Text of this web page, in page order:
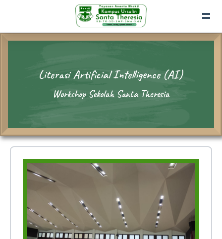
Literasi Artificial Intelligence (AI)
Workshop Sekolah Santa Theresia